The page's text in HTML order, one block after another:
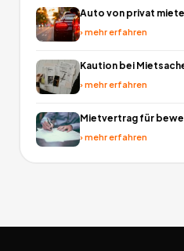
Auto von privat
›mehr erfahren
Kaution bei
›mehr erfahren
Mietvertrag für
›mehr erfahren